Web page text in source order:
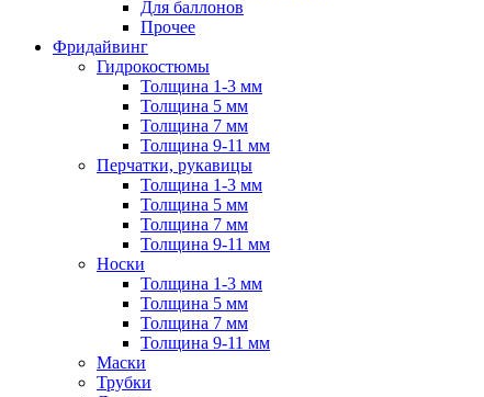
Для баллонов
Прочее
Фридайвинг
Гидрокостюмы
Толщина 1-3 мм
Толщина 5 мм
Толщина 7 мм
Толщина 9-11 мм
Перчатки, рукавицы
Толщина 1-3 мм
Толщина 5 мм
Толщина 7 мм
Толщина 9-11 мм
Носки
Толщина 1-3 мм
Толщина 5 мм
Толщина 7 мм
Толщина 9-11 мм
Маски
Трубки